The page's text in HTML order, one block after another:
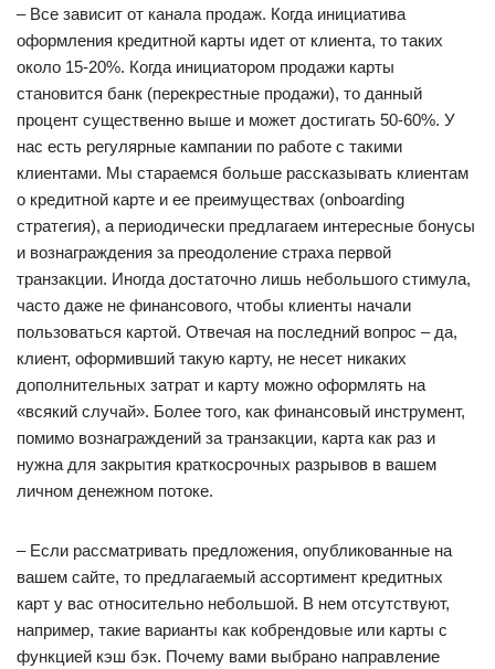
– Все зависит от канала продаж. Когда инициатива
оформления кредитной карты идет от клиента, то таких
около 15-20%. Когда инициатором продажи карты
становится банк (перекрестные продажи), то данный
процент существенно выше и может достигать 50-60%. У
нас есть регулярные кампании по работе с такими
клиентами. Мы стараемся больше рассказывать клиентам
о кредитной карте и ее преимуществах (onboarding
стратегия), а периодически предлагаем интересные бонусы
и вознаграждения за преодоление страха первой
транзакции. Иногда достаточно лишь небольшого стимула,
часто даже не финансового, чтобы клиенты начали
пользоваться картой. Отвечая на последний вопрос – да,
клиент, оформивший такую карту, не несет никаких
дополнительных затрат и карту можно оформлять на
«всякий случай». Более того, как финансовый инструмент,
помимо вознаграждений за транзакции, карта как раз и
нужна для закрытия краткосрочных разрывов в вашем
личном денежном потоке.
– Если рассматривать предложения, опубликованные на
вашем сайте, то предлагаемый ассортимент кредитных
карт у вас относительно небольшой. В нем отсутствуют,
например, такие варианты как кобрендовые или карты с
функцией кэш бэк. Почему вами выбрано направление